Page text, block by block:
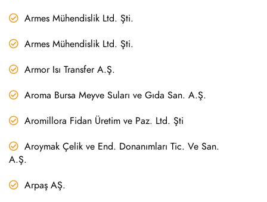
Armes Mühendislik Ltd. Şti.
Armes Mühendislik Ltd. Şti.
Armor Isı Transfer A.Ş.
Aroma Bursa Meyve Suları ve Gıda San. A.Ş.
Aromillora Fidan Üretim ve Paz. Ltd. Şti
Aroymak Çelik ve End. Donanımları Tic. Ve San.
A.Ş.
Arpaş AŞ.